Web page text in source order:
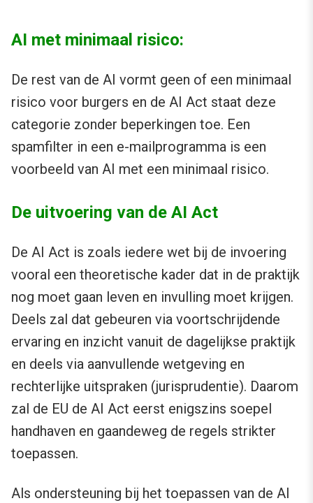
AI met minimaal risico:
De rest van de AI vormt geen of een minimaal
risico voor burgers en de AI Act staat deze
categorie zonder beperkingen toe. Een
spamfilter in een e-mailprogramma is een
voorbeeld van AI met een minimaal risico.
De uitvoering van de AI Act
De AI Act is zoals iedere wet bij de invoering
vooral een theoretische kader dat in de praktijk
nog moet gaan leven en invulling moet krijgen.
Deels zal dat gebeuren via voortschrijdende
ervaring en inzicht vanuit de dagelijkse praktijk
en deels via aanvullende wetgeving en
rechterlijke uitspraken (jurisprudentie). Daarom
zal de EU de AI Act eerst enigszins soepel
handhaven en gaandeweg de regels strikter
toepassen.
Als ondersteuning bij het toepassen van de AI